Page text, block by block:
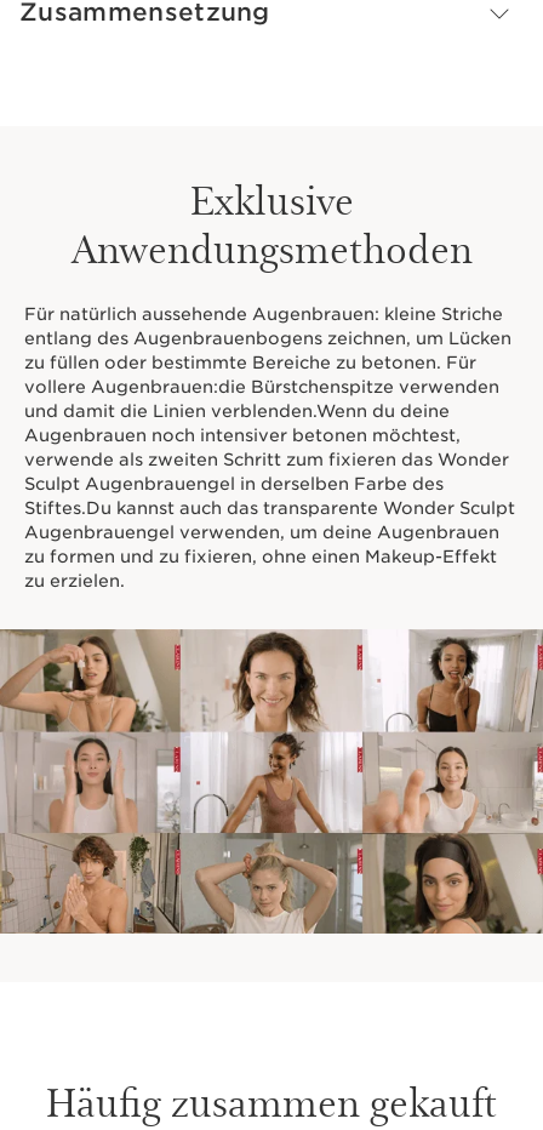
Die cremige, wasserfeste Textur vereint Pflege, Komfort
Dieser Stift revitalisiert und verbessert
Tag für Tag das Aussehen der Augenbrauen.
Zusammensetzung
Exklusive
Anwendungsmethoden
Für natürlich aussehende Augenbrauen: kleine Striche
entlang des Augenbrauenbogens zeichnen, um Lücken
zu füllen oder bestimmte Bereiche zu betonen. Für
vollere Augenbrauen:die Bürstchenspitze verwenden
und damit die Linien verblenden.Wenn du deine
Augenbrauen noch intensiver betonen möchtest,
verwende als zweiten Schritt zum fixieren das Wonder
Sculpt Augenbrauengel in derselben Farbe des
Stiftes.Du kannst auch das transparente Wonder Sculpt
Augenbrauengel verwenden, um deine Augenbrauen
zu formen und zu fixieren, ohne einen Makeup-Effekt
zu erzielen.
Häufig zusammen gekauft